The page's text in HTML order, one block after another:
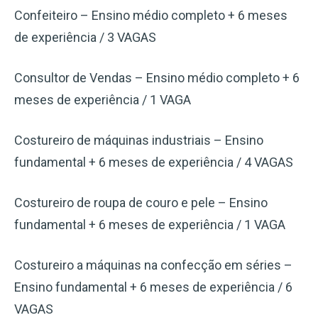
Confeiteiro – Ensino médio completo + 6 meses
de experiência / 3 VAGAS
Consultor de Vendas – Ensino médio completo + 6
meses de experiência / 1 VAGA
Costureiro de máquinas industriais – Ensino
fundamental + 6 meses de experiência / 4 VAGAS
Costureiro de roupa de couro e pele – Ensino
fundamental + 6 meses de experiência / 1 VAGA
Costureiro a máquinas na confecção em séries –
Ensino fundamental + 6 meses de experiência / 6
VAGAS